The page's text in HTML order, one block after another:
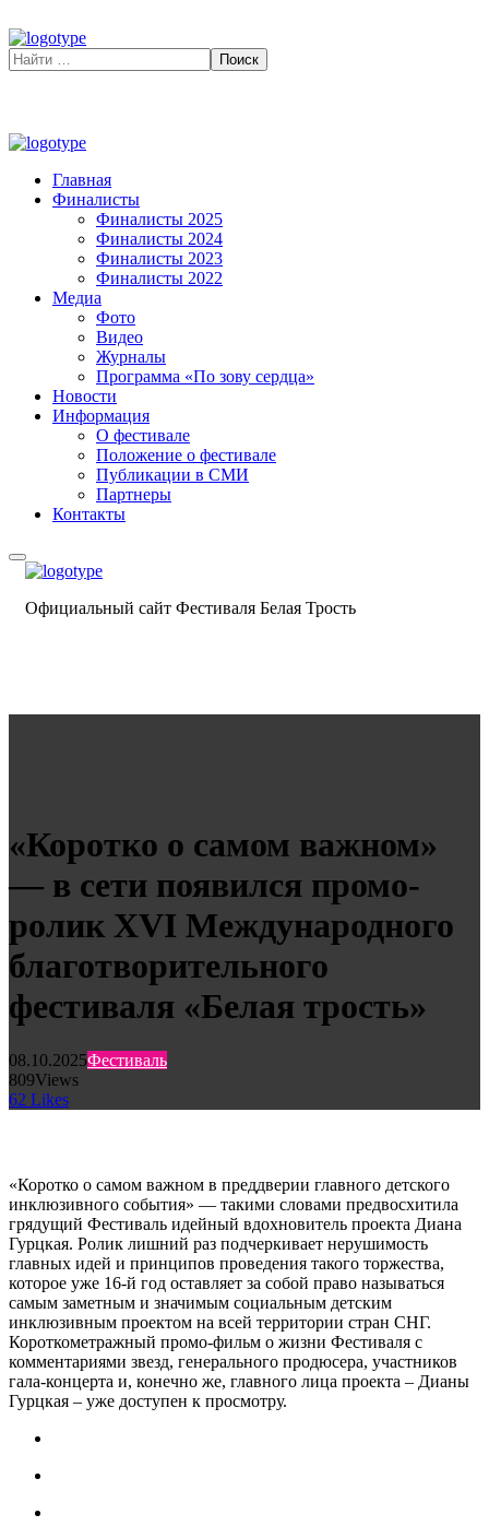
Главная
Финалисты
Финалисты 2025
Финалисты 2024
Финалисты 2023
Финалисты 2022
Медиа
Фото
Видео
Журналы
Программа «По зову сердца»
Новости
Информация
О фестивале
Положение о фестивале
Публикации в СМИ
Партнеры
Контакты
Официальный сайт Фестиваля Белая Трость
«Коротко о самом важном»
— в сети появился промо-
ролик XVI Международного
благотворительного
фестиваля «Белая трость»
08.10.2025Фестиваль
809Views
62 Likes
«Коротко о самом важном в преддверии главного детского
инклюзивного события» — такими словами предвосхитила
грядущий Фестиваль идейный вдохновитель проекта Диана
Гурцкая. Ролик лишний раз подчеркивает нерушимость
главных идей и принципов проведения такого торжества,
которое уже 16-й год оставляет за собой право называться
самым заметным и значимым социальным детским
инклюзивным проектом на всей территории стран СНГ.
Короткометражный промо-фильм о жизни Фестиваля с
комментариями звезд, генерального продюсера, участников
гала-концерта и, конечно же, главного лица проекта – Дианы
Гурцкая – уже доступен к просмотру.